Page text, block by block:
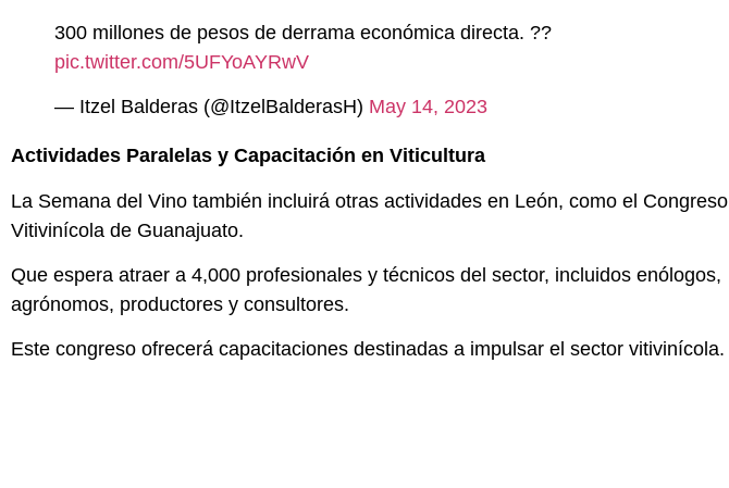
300 millones de pesos de derrama económica directa. ??
pic.twitter.com/5UFYoAYRwV
— Itzel Balderas (@ItzelBalderasH) May 14, 2023
Actividades Paralelas y Capacitación en Viticultura
La Semana del Vino también incluirá otras actividades en León, como el Congreso
Vitivinícola de Guanajuato.
Que espera atraer a 4,000 profesionales y técnicos del sector, incluidos enólogos,
agrónomos, productores y consultores.
Este congreso ofrecerá capacitaciones destinadas a impulsar el sector vitivinícola.